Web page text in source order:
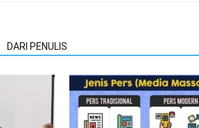
DARI PENULIS